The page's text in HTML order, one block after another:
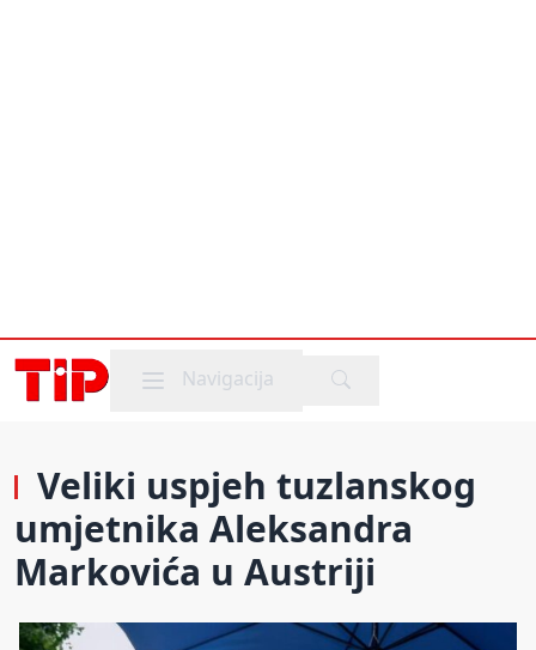
Mobile menu
Navigacija
Veliki uspjeh tuzlanskog
umjetnika Aleksandra
Markovića u Austriji